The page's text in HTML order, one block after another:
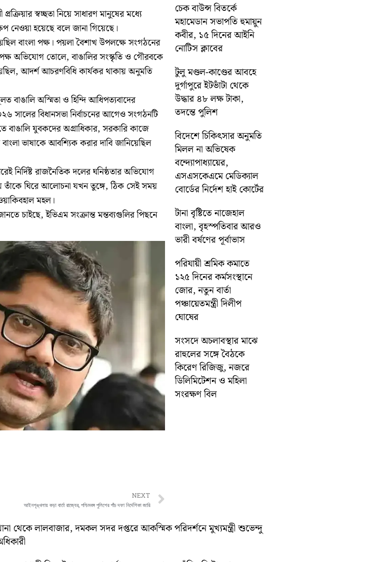
স্বচ্ছতা নিয়ে সাধারণ মানুষের মধ্যে
নেওয়া হয়েছে বলে জানা গিয়েছে।
বাংলা পক্ষ। পয়লা বৈশাখ উপলক্ষে সংগঠনের
অভিযোগ তোলে, বাঙালির সংস্কৃতি ও গৌরবকে
আদর্শ আচরণবিধি কার্যকর থাকায় অনুমতি
বাঙালি অস্মিতা ও হিন্দি আধিপত্যবাদের
বিধানসভা নির্বাচনের আগেও সংগঠনটি
বাঙালি যুবকদের অগ্রাধিকার, সরকারি কাজে
ভাষাকে আবশ্যিক করার দাবি জানিয়েছিল
নির্দিষ্ট রাজনৈতিক দলের ঘনিষ্ঠতার অভিযোগ
তাঁকে ঘিরে আলোচনা যখন তুঙ্গে, ঠিক সেই সময়
মহল।
চাইছে, ইভিএম সংক্রান্ত মন্তব্যগুলির পিছনে
NEXT
আইনশৃঙ্খলায় কড়া বার্তা রাজ্যের, পশ্চিমবঙ্গ পুলিশের পাঁচ দফা নির্দেশিকা জারি
চেক বাউন্স বিতর্কে
মহামেডান সভাপতি হুমায়ুন
কবীর, ১৫ দিনের আইনি
নোটিস ক্লাবের
টুলু মণ্ডল-কাণ্ডের আবহে
দুর্গাপুরে ইটভাঁটা থেকে
উদ্ধার ৪৮ লক্ষ টাকা,
তদন্তে পুলিশ
বিদেশে চিকিৎসার অনুমতি
মিলল না অভিষেক
বন্দ্যোপাধ্যায়ের,
এসএসকেএমে মেডিক্যাল
বোর্ডের নির্দেশ হাই কোর্টের
টানা বৃষ্টিতে নাজেহাল
বাংলা, বৃহস্পতিবার আরও
ভারী বর্ষণের পূর্বাভাস
পরিযায়ী শ্রমিক কমাতে
১২৫ দিনের কর্মসংস্থানে
জোর, নতুন বার্তা
পঞ্চায়েতমন্ত্রী দিলীপ
ঘোষের
সংসদে অচলাবস্থার মাঝে
রাহুলের সঙ্গে বৈঠকে
কিরেণ রিজিজু, নজরে
ডিলিমিটেশন ও মহিলা
সংরক্ষণ বিল
থেকে লালবাজার, দমকল সদর দপ্তরে আকস্মিক পরিদর্শনে মুখ্যমন্ত্রী শুভেন্দু